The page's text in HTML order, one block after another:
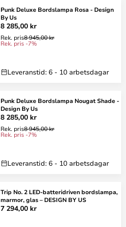
Punk Deluxe Bordslampa Rosa - Design
By Us
8 285,00 kr
Rek. pris8 945,00 kr
Rek. pris -7%
Leveranstid: 6 - 10 arbetsdagar
Punk Deluxe Bordslampa Nougat Shade -
Design By Us
8 285,00 kr
Rek. pris8 945,00 kr
Rek. pris -7%
Leveranstid: 6 - 10 arbetsdagar
Trip No. 2 LED-batteridriven bordslampa,
marmor, glas – DESIGN BY US
7 294,00 kr